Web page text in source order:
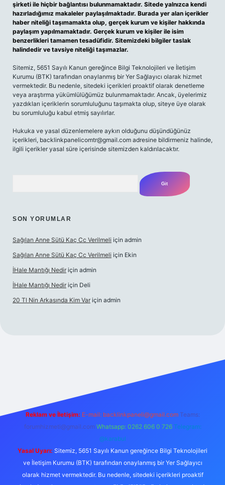
şirketi ile hiçbir bağlantısı bulunmamaktadır. Sitede yalnızca kendi
hazırladığımız makaleler paylaşılmaktadır. Burada yer alan içerikler
haber niteliği taşımamakta olup, gerçek kurum ve kişiler hakkında
paylaşım yapılmamaktadır. Gerçek kurum ve kişiler ile isim
benzerlikleri tamamen tesadüfidir. Sitemizdeki bilgiler taslak
halindedir ve tavsiye niteliği taşımazlar.
Sitemiz, 5651 Sayılı Kanun gereğince Bilgi Teknolojileri ve İletişim
Kurumu (BTK) tarafından onaylanmış bir Yer Sağlayıcı olarak hizmet
vermektedir. Bu nedenle, sitedeki içerikleri proaktif olarak denetleme
veya araştırma yükümlülüğümüz bulunmamaktadır. Ancak, üyelerimiz
yazdıkları içeriklerin sorumluluğunu taşımakta olup, siteye üye olarak
bu sorumluluğu kabul etmiş sayılırlar.
Hukuka ve yasal düzenlemelere aykırı olduğunu düşündüğünüz
içerikleri, backlinkpanelicomtr@gmail.com adresine bildirmeniz halinde,
ilgili içerikler yasal süre içerisinde sitemizden kaldırılacaktır.
SON YORUMLAR
Sağılan Anne Sütü Kaç Cc Verilmeli için admin
Sağılan Anne Sütü Kaç Cc Verilmeli için Ekin
İHale Mantığı Nedir için admin
İHale Mantığı Nedir için Deli
20 Tl Nin Arkasında Kim Var için admin
Reklam ve İletişim: E-mail: backlinkpaneli@gmail.com Teams:
forumhizmeti@gmail.com Whatsapp: 0262 606 0 726 Telegram:
@karabul
Yasal Uyarı: Sitemiz, 5651 Sayılı Kanun gereğince Bilgi Teknolojileri
ve İletişim Kurumu (BTK) tarafından onaylanmış bir Yer Sağlayıcı
olarak hizmet vermektedir. Bu nedenle, sitedeki içerikleri proaktif